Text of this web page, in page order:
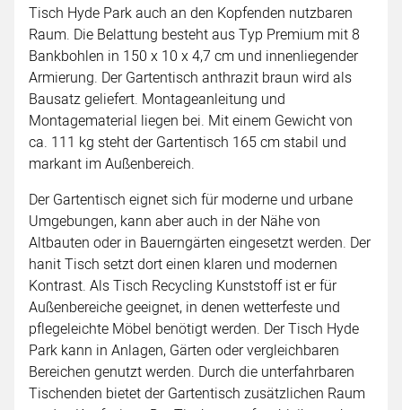
Tisch Hyde Park auch an den Kopfenden nutzbaren
Raum. Die Belattung besteht aus Typ Premium mit 8
Bankbohlen in 150 x 10 x 4,7 cm und innenliegender
Armierung. Der Gartentisch anthrazit braun wird als
Bausatz geliefert. Montageanleitung und
Montagematerial liegen bei. Mit einem Gewicht von
ca. 111 kg steht der Gartentisch 165 cm stabil und
markant im Außenbereich.
Der Gartentisch eignet sich für moderne und urbane
Umgebungen, kann aber auch in der Nähe von
Altbauten oder in Bauerngärten eingesetzt werden. Der
hanit Tisch setzt dort einen klaren und modernen
Kontrast. Als Tisch Recycling Kunststoff ist er für
Außenbereiche geeignet, in denen wetterfeste und
pflegeleichte Möbel benötigt werden. Der Tisch Hyde
Park kann in Anlagen, Gärten oder vergleichbaren
Bereichen genutzt werden. Durch die unterfahrbaren
Tischenden bietet der Gartentisch zusätzlichen Raum